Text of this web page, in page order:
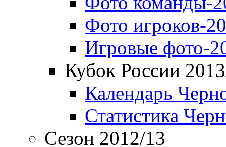
Фото игроков-
Игровые фото-
Кубок России
Календарь
Статистика
Сезон 2012/13